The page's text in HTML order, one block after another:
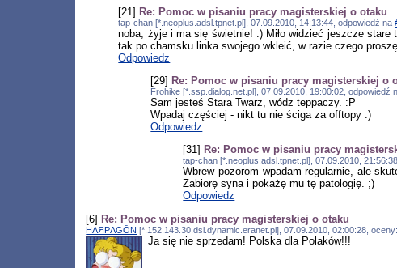
[21] Re: Pomoc w pisaniu pracy magisterskiej o otaku
tap-chan [*.neoplus.adsl.tpnet.pl], 07.09.2010, 14:13:44, odpowiedź na
noba, żyje i ma się świetnie! :) Miło widzieć jeszcze
tak po chamsku linka swojego wkleić, w razie czego
Odpowiedz
[29] Re: Pomoc w pisaniu pracy magisterskiej o
Frohike [*.ssp.dialog.net.pl], 07.09.2010, 19:00:02, odpowiedź
Sam jesteś Stara Twarz, wódz teppaczy. :P
Wpadaj częściej - nikt tu nie ściga za offtopy :)
Odpowiedz
[31] Re: Pomoc w pisaniu pracy
tap-chan [*.neoplus.adsl.tpnet.pl], 07.09.2010,
Wbrew pozorom wpadam regularnie, ale
Zabiorę syna i pokażę mu tę patologię. ;)
Odpowiedz
[6] Re: Pomoc w pisaniu pracy magisterskiej o otaku
HΛЯPΛGŌN [*.152.143.30.dsl.dynamic.eranet.pl], 07.09.2010, 02:00:28,
Ja się nie sprzedam! Polska dla Polaków!!!